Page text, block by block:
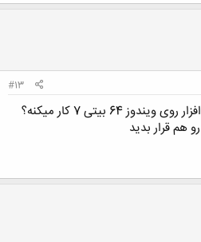
#13
64 بیتی 7 کار میکنه؟
هم قرار بدید